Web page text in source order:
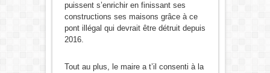
puissent s’enrichir en finissant ses
constructions ses maisons grâce à ce
pont illégal qui devrait être détruit depuis
2016.
Tout au plus, le maire a t’il consenti à la